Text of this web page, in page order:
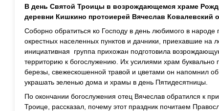
В день Святой Троицы в возрождающемся храме
деревни Кишкино протоиерей Вячеслав Ковалевский
Соборно обратиться ко Господу в день любимого в
окрестных населенных пунктов и дачники, приехавшие на
инициативная группа прихожан подготовила
территорию к богослужению. Их усилиями храм буквально
березы, свежескошенной травой и цветами он напомнил
украшать зеленью дома и храмы в день Пятидесятницы.
По окончании богослужения отец Вячеслав обратился к
Троице, рассказал, почему этот праздник почитаем